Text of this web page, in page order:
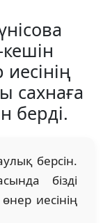
сахнаға
берді.
берсін.
бізді
иесінің